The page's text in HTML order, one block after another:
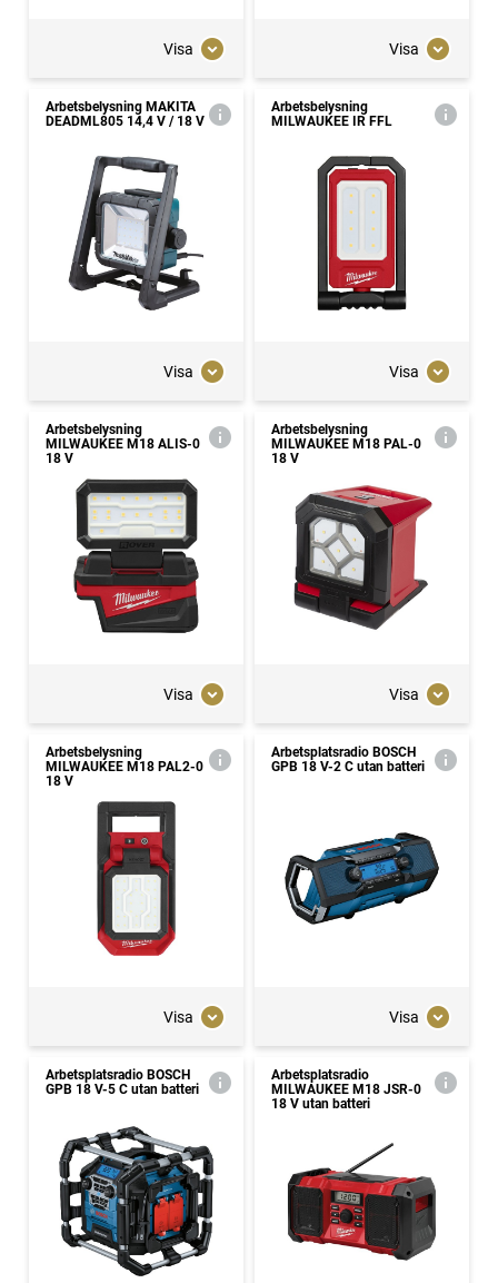
Visa Visa
Arbetsbelysning MAKITA
DEADML805 14,4 V / 18 V
Visa
Arbetsbelysning
MILWAUKEE IR FFL
Visa
Arbetsbelysning
MILWAUKEE M18 ALIS-0
18 V
Visa
Arbetsbelysning
MILWAUKEE M18 PAL-0
18 V
Visa
Arbetsbelysning
MILWAUKEE M18 PAL2-0
18 V
Visa
Arbetsplatsradio BOSCH
GPB 18 V-2 C utan batteri
Visa
Arbetsplatsradio BOSCH
GPB 18 V-5 C utan batteri
Arbetsplatsradio
MILWAUKEE M18 JSR-0
18 V utan batteri